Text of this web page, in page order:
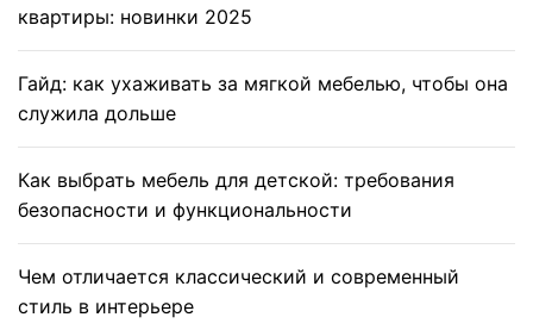
квартиры: новинки 2025
Гайд: как ухаживать за мягкой мебелью, чтобы она
служила дольше
Как выбрать мебель для детской: требования
безопасности и функциональности
Чем отличается классический и современный
стиль в интерьере